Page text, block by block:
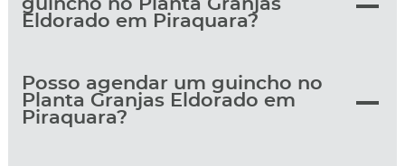
guincho no Planta Granjas
Eldorado em Piraquara?
Posso agendar um guincho no
Planta Granjas Eldorado em
Piraquara?